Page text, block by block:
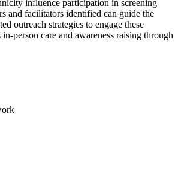
influence participation in screening
and facilitators identified can guide the
outreach strategies to engage these
person care and awareness raising through